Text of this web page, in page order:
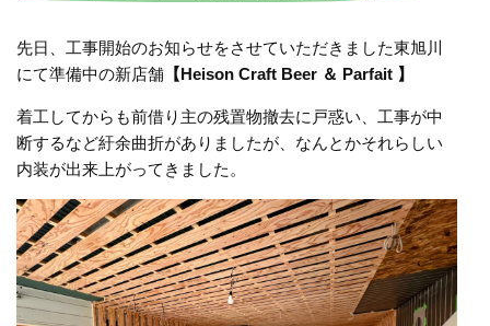
先日、工事開始のお知らせをさせていただきました東旭川
にて準備中の新店舗 【Heison Craft Beer ＆ Parfait 】
着工してからも前借り主の残置物撤去に戸惑い、工事が中
断するなど紆余曲折がありましたが、なんとかそれらしい
内装が出来上がってきました。